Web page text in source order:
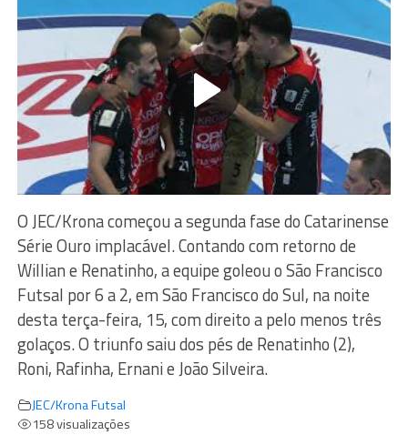
O JEC/Krona começou a segunda fase do Catarinense
Série Ouro implacável. Contando com retorno de
Willian e Renatinho, a equipe goleou o São Francisco
Futsal por 6 a 2, em São Francisco do Sul, na noite
desta terça-feira, 15, com direito a pelo menos três
golaços. O triunfo saiu dos pés de Renatinho (2),
Roni, Rafinha, Ernani e João Silveira.
JEC/Krona Futsal
158 visualizações